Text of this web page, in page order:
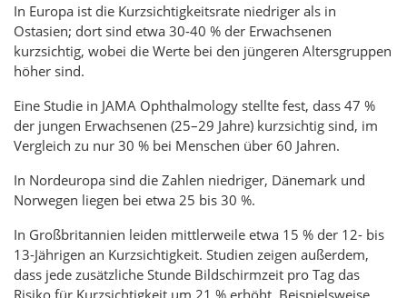
In Europa ist die Kurzsichtigkeitsrate niedriger als in
Ostasien; dort sind etwa 30-40 % der Erwachsenen
kurzsichtig, wobei die Werte bei den jüngeren Altersgruppen
höher sind.
Eine Studie in JAMA Ophthalmology stellte fest, dass 47 %
der jungen Erwachsenen (25–29 Jahre) kurzsichtig sind, im
Vergleich zu nur 30 % bei Menschen über 60 Jahren.
In Nordeuropa sind die Zahlen niedriger, Dänemark und
Norwegen liegen bei etwa 25 bis 30 %.
In Großbritannien leiden mittlerweile etwa 15 % der 12- bis
13-Jährigen an Kurzsichtigkeit. Studien zeigen außerdem,
dass jede zusätzliche Stunde Bildschirmzeit pro Tag das
Risiko für Kurzsichtigkeit um 21 % erhöht. Beispielsweise